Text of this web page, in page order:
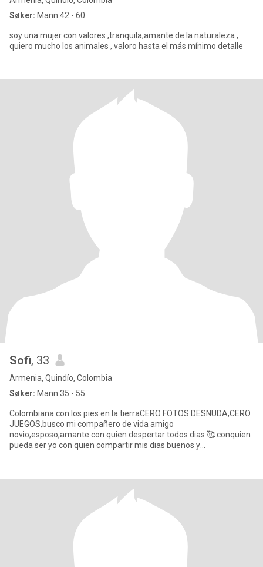
Søker: Mann 42 - 60
soy una mujer con valores ,tranquila,amante de la naturaleza ,
quiero mucho los animales , valoro hasta el más mínimo detalle
Sofi, 33
Armenia, Quindío, Colombia
Søker: Mann 35 - 55
Colombiana con los pies en la tierraCERO FOTOS DESNUDA,CERO
JUEGOS,busco mi compañero de vida amigo
novio,esposo,amante con quien despertar todos dias 🥰 conquien
pueda ser yo con quien compartir mis dias buenos y